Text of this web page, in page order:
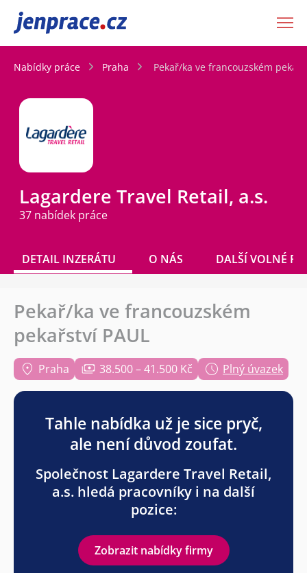
JenPráce.cz
Nabídky práce Praha Pekař/ka ve francouzském
Lagardere Travel Retail, a.s.
37 nabídek práce
DETAIL INZERÁTU O NÁS DALŠÍ VOLNÉ
Pekař/ka ve francouzském
pekařství PAUL
Praha 38.500 – 41.500 Kč Plný úvazek
Tahle nabídka už je sice pryč,
ale není důvod zoufat.
Společnost Lagardere Travel Retail,
a.s. hledá pracovníky i na další
pozice:
Zobrazit nabídky firmy